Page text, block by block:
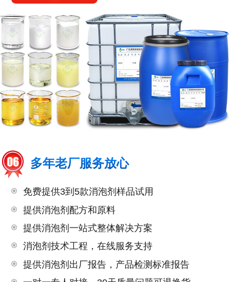
多年老厂服务放心
免费提供3到5款消泡剂样品试用
提供消泡剂配方和原料
提供消泡剂一站式整体解决方案
消泡剂技术工程，在线服务支持
提供消泡剂出厂报告，产品检测标准报告